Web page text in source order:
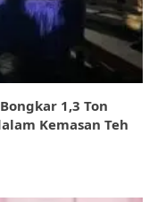
1,3 Ton
Kemasan Teh